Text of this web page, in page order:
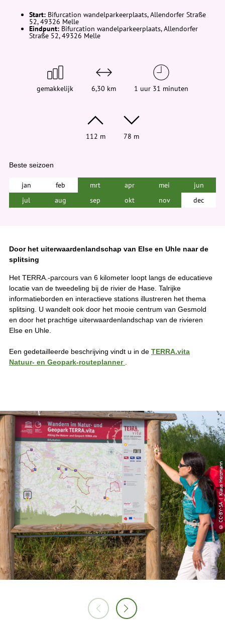
j
e
h
Start: Bifurcation wandelparkeerplaats, Allendorfer Straße
52, 49326 Melle
Eindpunt: Bifurcation wandelparkeerplaats, Allendorfer
Straße 52, 49326 Melle
gemakkelijk 6,30 km 1 uur 31 minuten
112 m 78 m
Beste seizoen
jan feb mrt apr mei
jun
jul
aug sep okt nov dec
Door het uiterwaardenlandschap van Else en Uhle naar de
splitsing
Het TERRA.-parcours van 6 kilometer loopt langs de educatieve
locatie van de tweedeling bij de rivier de Hase. Talrijke
informatieborden en interactieve stations illustreren het thema
splitsing. U wandelt ook door het mooie centrum van Gesmold
en door het prachtige uiterwaardenlandschap van de rivieren
Else en Uhle.
Een gedetailleerde beschrijving vindt u in de TERRA.vita
Natuur- en Geopark-routeplanner
© CC-BY-SA | Klaus Herzmann